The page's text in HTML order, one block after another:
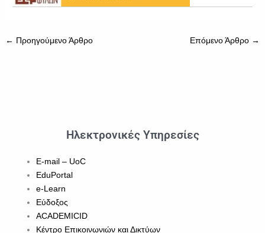
← Προηγούμενο Άρθρο Επόμενο Άρθρο →
Ηλεκτρονικές Υπηρεσίες
E-mail – UoC
EduPortal
e-Learn
Εύδοξος
ACADEMICID
Κέντρο Επικοινωνιών και Δικτύων